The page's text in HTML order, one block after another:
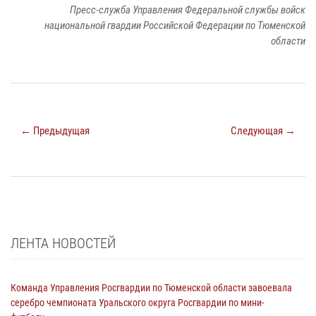
Пресс-служба Управления Федеральной службы войск
национальной гвардии Российской Федерации по Тюменской
области
← Предыдущая Следующая →
ЛЕНТА НОВОСТЕЙ
Команда Управления Росгвардии по Тюменской области завоевала
серебро чемпионата Уральского округа Росгвардии по мини-